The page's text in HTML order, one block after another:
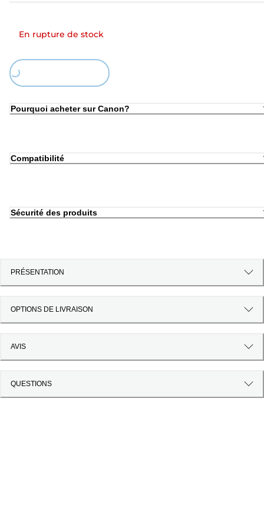
En rupture de stock
Loading...
Pourquoi acheter sur Canon?
Compatibilité
Sécurité des produits
PRÉSENTATION
OPTIONS DE LIVRAISON
AVIS
QUESTIONS